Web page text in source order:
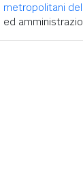
metropolitani
ed